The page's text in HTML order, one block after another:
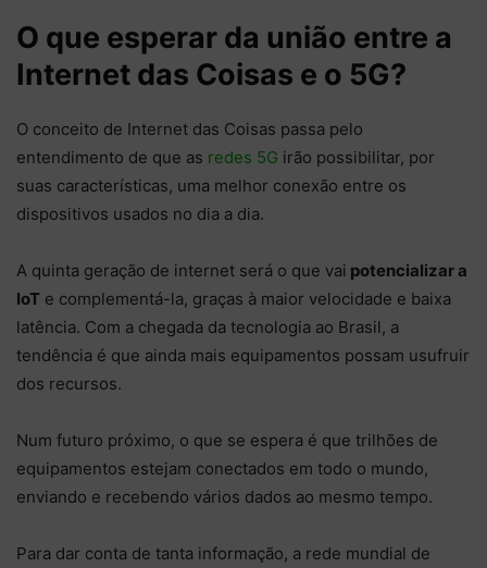
O que esperar da união entre a
Internet das Coisas e o 5G?
O conceito de Internet das Coisas passa pelo
entendimento de que as redes 5G irão possibilitar, por
suas características, uma melhor conexão entre os
dispositivos usados no dia a dia.
A quinta geração de internet será o que vai potencializar a
IoT e complementá-la, graças à maior velocidade e baixa
latência. Com a chegada da tecnologia ao Brasil, a
tendência é que ainda mais equipamentos possam usufruir
dos recursos.
Num futuro próximo, o que se espera é que trilhões de
equipamentos estejam conectados em todo o mundo,
enviando e recebendo vários dados ao mesmo tempo.
Para dar conta de tanta informação, a rede mundial de